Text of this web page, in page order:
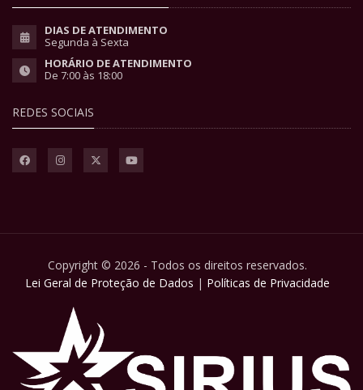
DIAS DE ATENDIMENTO
Segunda à Sexta
HORÁRIO DE ATENDIMENTO
De 7:00 às 18:00
REDES SOCIAIS
Copyright © 2026 - Todos os direitos reservados.
Lei Geral de Proteção de Dados | Políticas de Privacidade